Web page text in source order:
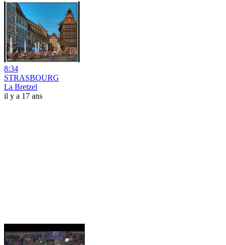
8:34
STRASBOURG
La Bretzel
il y a 17 ans